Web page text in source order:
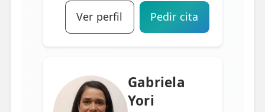
Ver perfil Pedir cita
Gabriela
Yori